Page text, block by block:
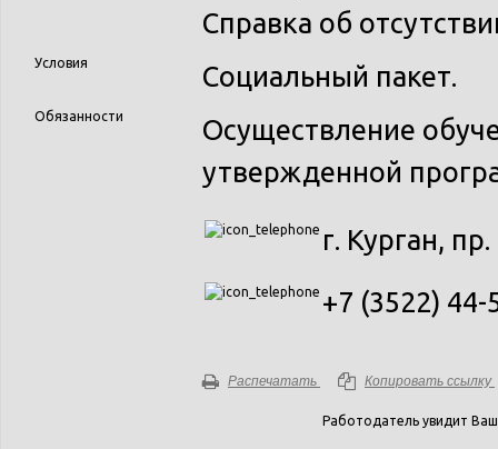
Справка об
Условия Социальный пакет.
Обязанности
Осуществление
утвержденной
г. Курган,
+7 (3522) 44-
Распечатать Копировать ссылку
Работодатель увидит